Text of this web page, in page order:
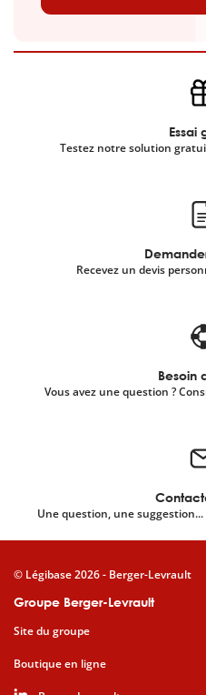
Essai
Testez notre solution
Recevez un devis
Besoin
Vous avez une question ?
Une question, une
Groupe Berger-Levrault
Site du groupe
Boutique en ligne
© Légibase 2026 - Berger-Levrault